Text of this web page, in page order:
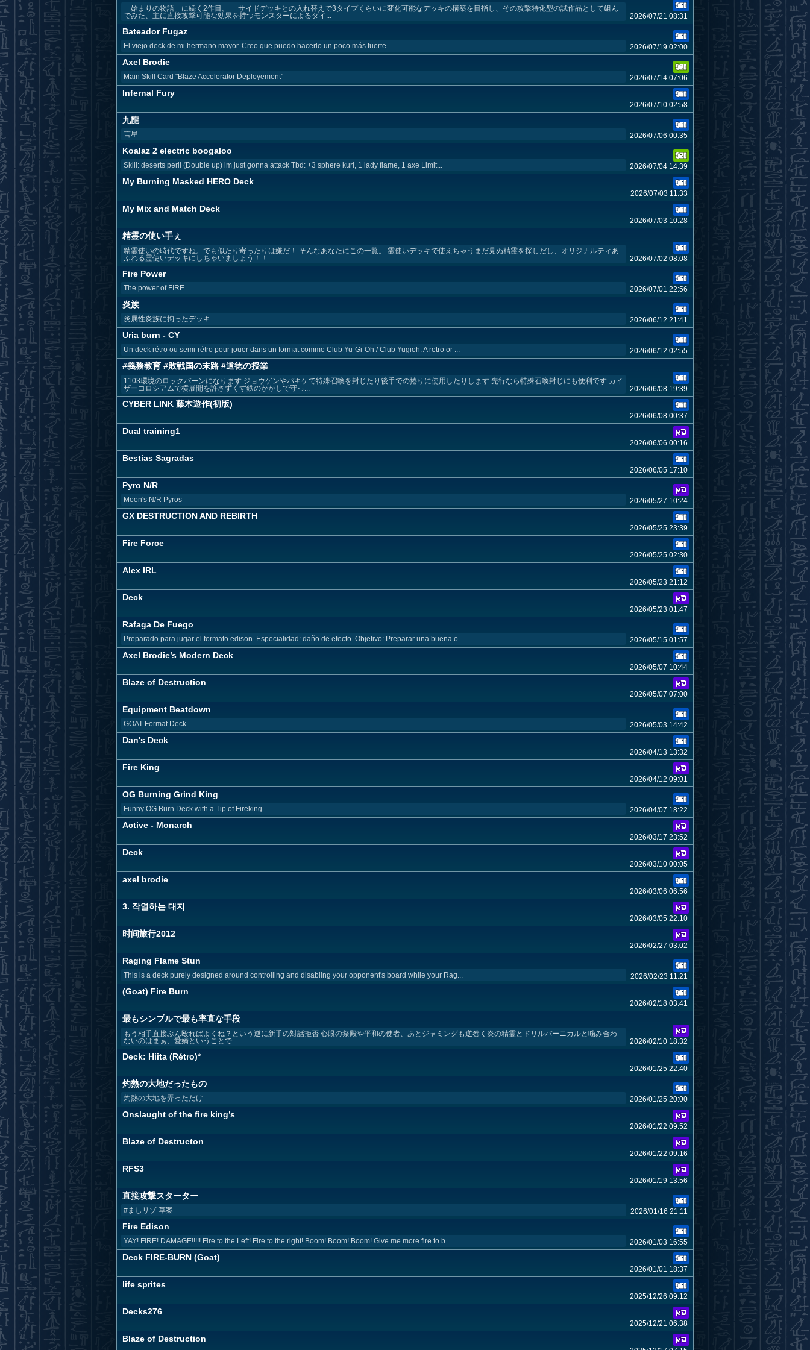
「始まりの物語」に続く2作目。 サイドデッキとの入れ替えで3タイプくらいに変化可能なデッキの構築を目指し、その攻撃特化型の試作品として組ん
でみた、主に直接攻撃可能な効果を持つモンスターによるダイ...
2026/07/21 08:31
Bateador Fugaz
El viejo deck de mi hermano mayor. Creo que puedo hacerlo un poco más fuerte... 2026/07/19 02:00
Axel Brodie
Main Skill Card "Blaze Accelerator Deployement" 2026/07/14 07:06
Infernal Fury
2026/07/10 02:58
九龍
言星 2026/07/06 00:35
Koalaz 2 electric boogaloo
Skill: deserts peril (Double up) im just gonna attack Tbd: +3 sphere kuri, 1 lady flame, 1 axe Limit... 2026/07/04 14:39
My Burning Masked HERO Deck
2026/07/03 11:33
My Mix and Match Deck
2026/07/03 10:28
精霊の使い手ぇ
精霊使いの時代ですね。でも似たり寄ったりは嫌だ！ そんなあなたにこの一覧。 霊使いデッキで使えちゃうまだ見ぬ精霊を探しだし、オリジナルティあ
ふれる霊使いデッキにしちゃいましょう！！
2026/07/02 08:08
Fire Power
The power of FIRE 2026/07/01 22:56
炎族
炎属性炎族に拘ったデッキ 2026/06/12 21:41
Uria burn - CY
Un deck rétro ou semi-rétro pour jouer dans un format comme Club Yu-Gi-Oh / Club Yugioh. A retro or ... 2026/06/12 02:55
#義務教育 #敗戦国の末路 #道徳の授業
1103環境のロックバーンになります ジョウゲンやパキケで特殊召喚を封じたり後手での捲りに使用したりします 先行なら特殊召喚封じにも便利です カイ
ザーコロシアムで横展開を許さずくず鉄のかかしで守っ...
2026/06/08 19:39
CYBER LINK 藤木遊作(初版)
2026/06/08 00:37
Dual training1
2026/06/06 00:16
Bestias Sagradas
2026/06/05 17:10
Pyro N/R
Moon's N/R Pyros 2026/05/27 10:24
GX DESTRUCTION AND REBIRTH
2026/05/25 23:39
Fire Force
2026/05/25 02:30
Alex IRL
2026/05/23 21:12
Deck
2026/05/23 01:47
Rafaga De Fuego
Preparado para jugar el formato edison. Especialidad: daño de efecto. Objetivo: Preparar una buena o... 2026/05/15 01:57
Axel Brodie’s Modern Deck
2026/05/07 10:44
Blaze of Destruction
2026/05/07 07:00
Equipment Beatdown
GOAT Format Deck 2026/05/03 14:42
Dan's Deck
2026/04/13 13:32
Fire King
2026/04/12 09:01
OG Burning Grind King
Funny OG Burn Deck with a Tip of Fireking 2026/04/07 18:22
Active - Monarch
2026/03/17 23:52
Deck
2026/03/10 00:05
axel brodie
2026/03/06 06:56
3. 작열하는 대지
2026/03/05 22:10
时间旅行2012
2026/02/27 03:02
Raging Flame Stun
This is a deck purely designed around controlling and disabling your opponent's board while your Rag... 2026/02/23 11:21
(Goat) Fire Burn
2026/02/18 03:41
最もシンプルで最も率直な手段
もう相手直接ぶん殴ればよくね？という逆に新手の対話拒否 心眼の祭殿や平和の使者、あとジャミングも逆巻く炎の精霊とドリルバーニカルと噛み合わ
ないのはまぁ、愛嬌ということで
2026/02/10 18:32
Deck: Hiita (Rétro)*
2026/01/25 22:40
灼熱の大地だったもの
灼熱の大地を弄っただけ 2026/01/25 20:00
Onslaught of the fire king’s
2026/01/22 09:52
Blaze of Destructon
2026/01/22 09:16
RFS3
2026/01/19 13:56
直接攻撃スターター
#ましリゾ 草案 2026/01/16 21:11
Fire Edison
YAY! FIRE! DAMAGE!!!!! Fire to the Left! Fire to the right! Boom! Boom! Boom! Give me more fire to b... 2026/01/03 16:55
Deck FIRE-BURN (Goat)
2026/01/01 18:37
life sprites
2025/12/26 09:12
Decks276
2025/12/21 06:38
Blaze of Destruction